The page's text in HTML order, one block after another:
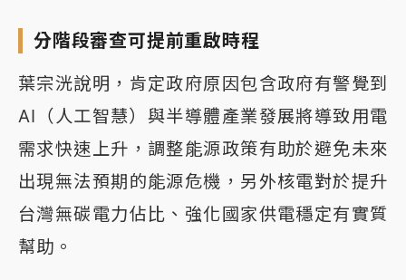
分階段審查可提前重啟時程
葉宗洸說明，肯定政府原因包含政府有警覺到
AI（人工智慧）與半導體產業發展將導致用電
需求快速上升，調整能源政策有助於避免未來
出現無法預期的能源危機，另外核電對於提升
台灣無碳電力佔比、強化國家供電穩定有實質
幫助。